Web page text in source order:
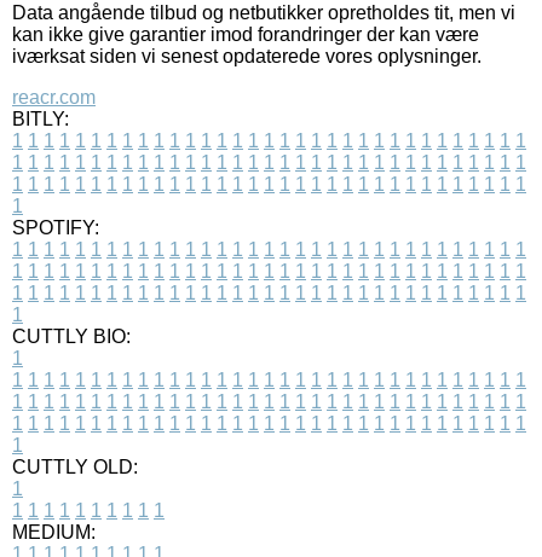
Data angående tilbud og netbutikker opretholdes tit, men vi
kan ikke give garantier imod forandringer der kan være
iværksat siden vi senest opdaterede vores oplysninger.
reacr.com
BITLY:
1 1 1 1 1 1 1 1 1 1 1 1 1 1 1 1 1 1 1 1 1 1 1 1 1 1 1 1 1 1 1 1 1
1 1 1 1 1 1 1 1 1 1 1 1 1 1 1 1 1 1 1 1 1 1 1 1 1 1 1 1 1 1 1 1 1
1 1 1 1 1 1 1 1 1 1 1 1 1 1 1 1 1 1 1 1 1 1 1 1 1 1 1 1 1 1 1 1 1
1
SPOTIFY:
1 1 1 1 1 1 1 1 1 1 1 1 1 1 1 1 1 1 1 1 1 1 1 1 1 1 1 1 1 1 1 1 1
1 1 1 1 1 1 1 1 1 1 1 1 1 1 1 1 1 1 1 1 1 1 1 1 1 1 1 1 1 1 1 1 1
1 1 1 1 1 1 1 1 1 1 1 1 1 1 1 1 1 1 1 1 1 1 1 1 1 1 1 1 1 1 1 1 1
1
CUTTLY BIO:
1
1 1 1 1 1 1 1 1 1 1 1 1 1 1 1 1 1 1 1 1 1 1 1 1 1 1 1 1 1 1 1 1 1
1 1 1 1 1 1 1 1 1 1 1 1 1 1 1 1 1 1 1 1 1 1 1 1 1 1 1 1 1 1 1 1 1
1 1 1 1 1 1 1 1 1 1 1 1 1 1 1 1 1 1 1 1 1 1 1 1 1 1 1 1 1 1 1 1 1
1
CUTTLY OLD:
1
1 1 1 1 1 1 1 1 1 1
MEDIUM: